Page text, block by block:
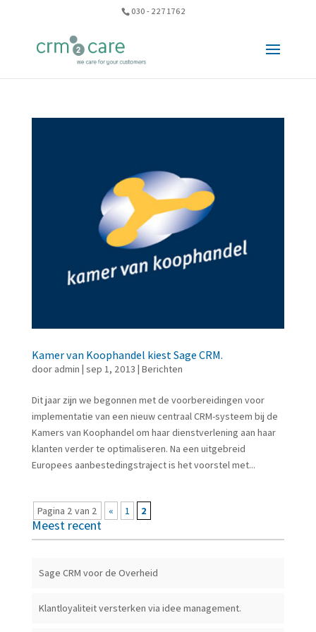
030 - 227 1762
Kamer van Koophandel kiest Sage CRM.
door admin | sep 1, 2013 | Berichten
Dit jaar zijn we begonnen met de voorbereidingen voor
implementatie van een nieuw centraal CRM-systeem bij de
Kamers van Koophandel om haar dienstverlening aan haar
klanten verder te optimaliseren. Na een uitgebreid
Europees aanbestedingstraject is het voorstel met...
Pagina 2 van 2 « 1 2
Meest recent
Sage CRM voor de Overheid
Klantloyaliteit versterken via idee management.